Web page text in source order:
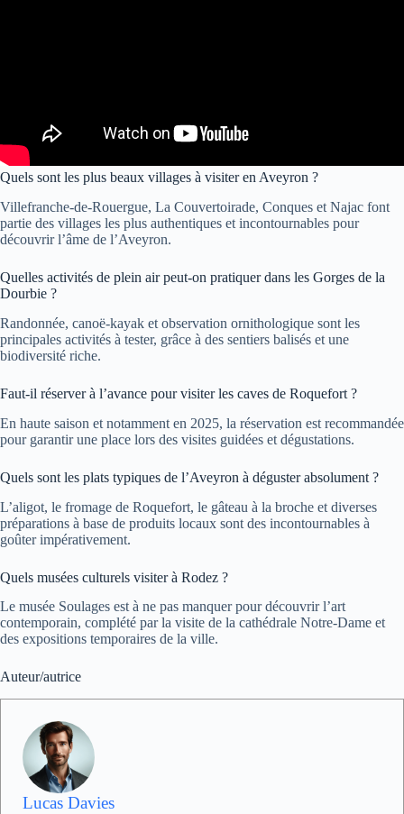
Quels sont les plus beaux villages à visiter en Aveyron ?
Villefranche-de-Rouergue, La Couvertoirade, Conques et Najac font
partie des villages les plus authentiques et incontournables pour
découvrir l’âme de l’Aveyron.
Quelles activités de plein air peut-on pratiquer dans les Gorges de la
Dourbie ?
Randonnée, canoë-kayak et observation ornithologique sont les
principales activités à tester, grâce à des sentiers balisés et une
biodiversité riche.
Faut-il réserver à l’avance pour visiter les caves de Roquefort ?
En haute saison et notamment en 2025, la réservation est recommandée
pour garantir une place lors des visites guidées et dégustations.
Quels sont les plats typiques de l’Aveyron à déguster absolument ?
L’aligot, le fromage de Roquefort, le gâteau à la broche et diverses
préparations à base de produits locaux sont des incontournables à
goûter impérativement.
Quels musées culturels visiter à Rodez ?
Le musée Soulages est à ne pas manquer pour découvrir l’art
contemporain, complété par la visite de la cathédrale Notre-Dame et
des expositions temporaires de la ville.
Auteur/autrice
Lucas Davies